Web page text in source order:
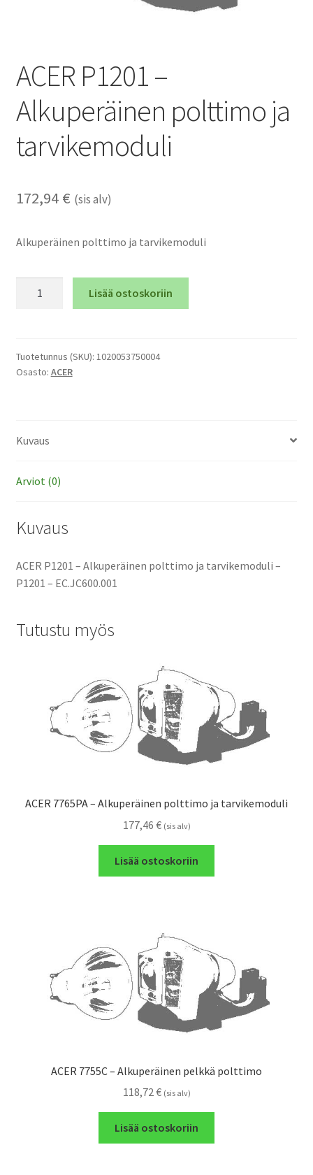
ACER P1201 –
Alkuperäinen polttimo ja
tarvikemoduli
172,94 € (sis alv)
Alkuperäinen polttimo ja tarvikemoduli
polttimo
ja
Lisää ostoskoriin
Tuotetunnus (SKU): 1020053750004
Osasto: ACER
Kuvaus
Arviot (0)
Kuvaus
ACER P1201 – Alkuperäinen polttimo ja tarvikemoduli –
P1201 – EC.JC600.001
Tutustu myös
ACER 7765PA – Alkuperäinen polttimo ja tarvikemoduli
177,46 € (sis alv)
Lisää ostoskoriin
ACER 7755C – Alkuperäinen pelkkä polttimo
118,72€ (sis alv)
Lisää ostoskoriin